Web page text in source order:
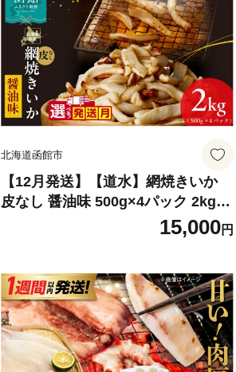
送料無料_HD108-016-11
北海道函館市
【12月発送】【道水】網焼きいか
皮なし 醤油味 500g×4パック 2kg
選べる発送月 肉厚 ふっくら 香ばし
い カット済み 味付き 食べやすい お
介類 食品 冷凍 お取り寄せ 函館市
送料無料_HD108-002-12
15,000円